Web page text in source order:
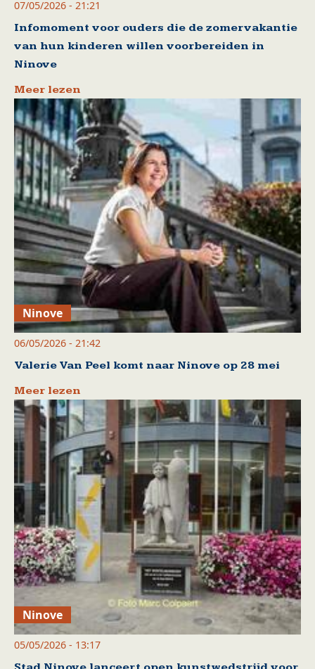
07/05/2026 - 21:21
Infomoment voor ouders die de zomervakantie
van hun kinderen willen voorbereiden in
Ninove
Meer lezen
Ninove
06/05/2026 - 21:42
Valerie Van Peel komt naar Ninove op 28 mei
Meer lezen
Ninove
05/05/2026 - 13:17